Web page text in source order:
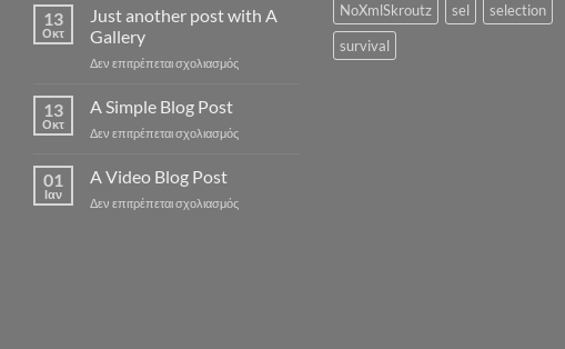
to
13
Οκτ
Just another post with A
Gallery
Δεν επιτρέπεται σχολιασμόςστο
with
13
Οκτ
A Simple Blog Post
Δεν επιτρέπεται σχολιασμόςστο
Post
01
Ιαν
A Video Blog Post
Δεν επιτρέπεται σχολιασμόςστο
NoXmlSkroutz
sel
selection
survival